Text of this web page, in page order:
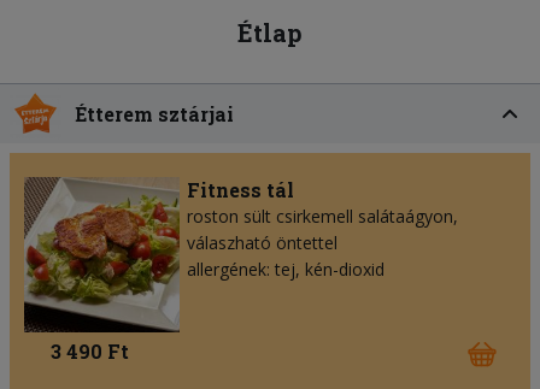
Étlap
Étterem sztárjai
Fitness tál
roston sült csirkemell salátaágyon,
válaszható öntettel
allergének: tej, kén-dioxid
3 490 Ft